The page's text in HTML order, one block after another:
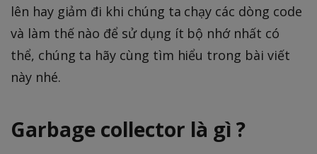
lên hay giảm đi khi chúng ta chạy các dòng code
và làm thế nào để sử dụng ít bộ nhớ nhất có
thể, chúng ta hãy cùng tìm hiểu trong bài viết
này nhé.
Garbage collector là gì ?